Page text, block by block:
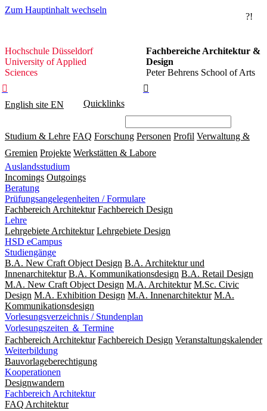
Zum Hauptinhalt wechseln
?!
Hochschule
Düsseldorf
Hochschule Düsseldorf
University of Applied
Sciences
Fachbereiche Architektur &
Design
Peter Behrens School of Arts


English site EN Quicklinks
Studium & Lehre FAQ Forschung Personen Profil Verwaltung &
Gremien Projekte Werkstätten & Labore
Auslandsstudium
Incomings Outgoings
Beratung
Prüfungsangelegenheiten / Formulare
Fachbereich Architektur Fachbereich Design
Lehre
Lehrgebiete Architektur Lehrgebiete Design
HSD eCampus
Studiengänge
B.A. New Craft Object Design B.A. Architektur und
Innenarchitektur B.A. Kommunikationsdesign B.A. Retail Design
M.A. New Craft Object Design M.A. Architektur M.Sc. Civic
Design M.A. Exhibition Design M.A. Innenarchitektur M.A.
Kommunikationsdesign
Vorlesungsverzeichnis / Stundenplan
Vorlesungszeiten ＆ Termine
Fachbereich Architektur Fachbereich Design Veranstaltungskalender
Weiterbildung
Bauvorlageberechtigung
Kooperationen
Designwandern
Fachbereich Architektur
FAQ Architektur